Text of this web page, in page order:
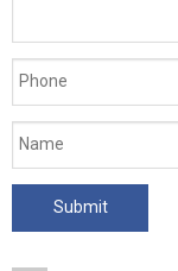
Thời
Gian